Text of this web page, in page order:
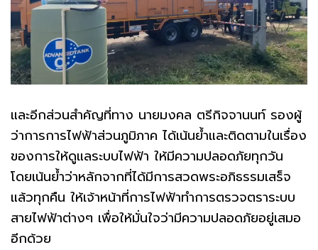
และอีกส่วนสำคัญที่ทาง นายมงคล ตรีกิจจานนท์ รองผู้
ว่าการการไฟฟ้าส่วนภูมิภาค ได้เน้นย้ำและติดตามในเรื่อง
ของการให้ดูแลระบบไฟฟ้า ให้มีความปลอดภัยทุกวัน
โดยเน้นย้ำว่าหลักจากที่ได้มีการสวดพระอภิธรรมเสร็จ
แล้วทุกคืน ให้เจ้าหน้าที่การไฟฟ้าทำการตรวจตราระบบ
สายไฟฟ้าต่างๆ เพื่อให้มั่นใจว่ามีความปลอดภัยอยู่เสมอ
อีกด้วย